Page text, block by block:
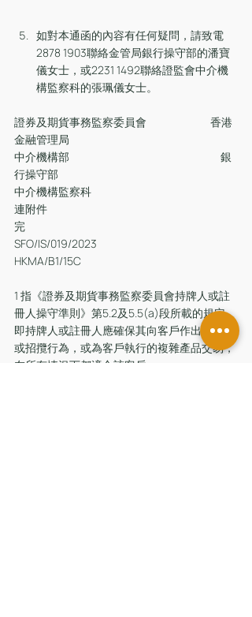
如對本通函的內容有任何疑問，請致電
2878 1903聯絡金管局銀行操守部的潘寶
儀女士，或2231 1492聯絡證監會中介機
構監察科的張珮儀女士。
證券及期貨事務監察委員會                           香港
金融管理局
中介機構部                                                                銀
行操守部
中介機構監察科
連附件
完
SFO/IS/019/2023
HKMA/B1/15C
1 指《證券及期貨事務監察委員會持牌人或註
冊人操守準則》第5.2及5.5(a)段所載的規定，
即持牌人或註冊人應確保其向客戶作出的建議
或招攬行為，或為客戶執行的複雜產品交易，
在所有情況下都適合該客戶。